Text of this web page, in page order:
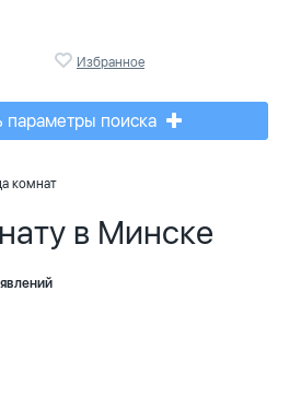
Избранное
параметры поиска
комнат
в Минске